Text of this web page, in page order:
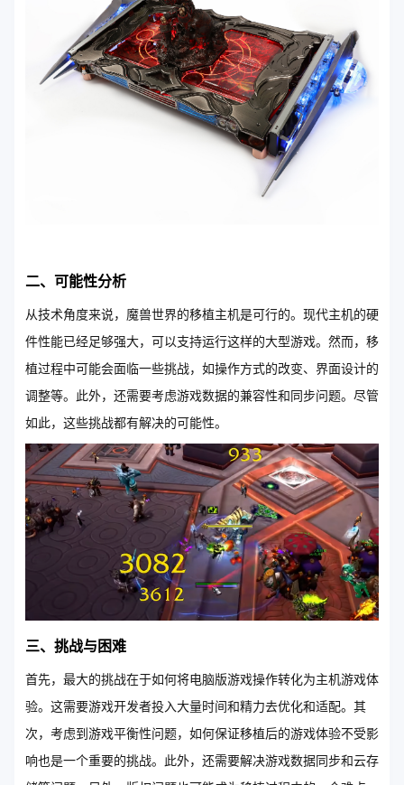
二、可能性分析
从技术角度来说，魔兽世界的移植主机是可行的。现代主机的硬
件性能已经足够强大，可以支持运行这样的大型游戏。然而，移
植过程中可能会面临一些挑战，如操作方式的改变、界面设计的
调整等。此外，还需要考虑游戏数据的兼容性和同步问题。尽管
如此，这些挑战都有解决的可能性。
三、挑战与困难
首先，最大的挑战在于如何将电脑版游戏操作转化为主机游戏体
验。这需要游戏开发者投入大量时间和精力去优化和适配。其
次，考虑到游戏平衡性问题，如何保证移植后的游戏体验不受影
响也是一个重要的挑战。此外，还需要解决游戏数据同步和云存